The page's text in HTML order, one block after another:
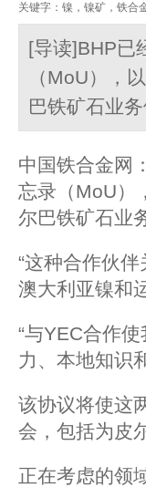
关键字：镍，镍矿，铁合
[导读]BHP已
（MoU），
巴铁矿石业务
中国铁合金网
忘录（MoU）
尔巴铁矿石
“这种合作伙
澳大利亚镍和
“与YEC合作
力、本地知识
该协议将使这
会，包括为皮
正在考虑的领